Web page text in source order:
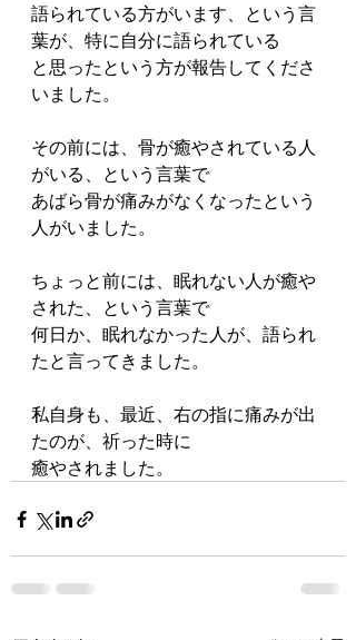
語られている方がいます、という言
葉が、特に自分に語られている
と思ったという方が報告してくださ
いました。
その前には、骨が癒やされている人
がいる、という言葉で
あばら骨が痛みがなくなったという
人がいました。
ちょっと前には、眠れない人が癒や
された、という言葉で
何日か、眠れなかった人が、語られ
たと言ってきました。
私自身も、最近、右の指に痛みが出
たのが、祈った時に
癒やされました。